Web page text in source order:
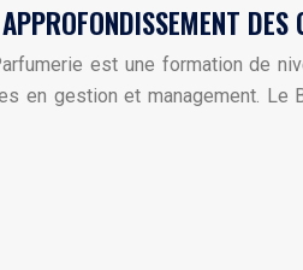
DES
est une formation de
en gestion et management.